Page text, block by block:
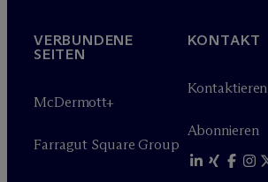
VERBUNDENE
SEITEN
McDermott+
Farragut Square Group
KONTAKT
Kontaktieren
Abonnieren